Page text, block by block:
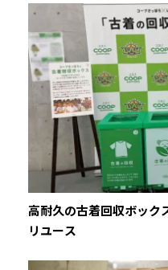
高耐久の古着回収ボック
リユース